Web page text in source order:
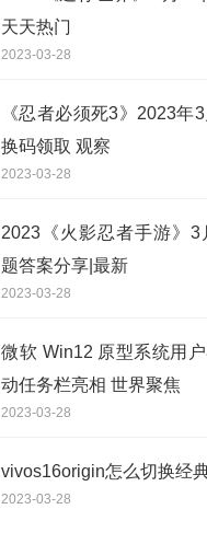
天天热门
2023-03-28
《忍者必须死3》2023年
换码领取 观察
2023-03-28
2023《火影忍者手游》3
题答案分享|最新
2023-03-28
微软 Win12 原型系统用
动任务栏亮相 世界聚焦
2023-03-28
vivos16origin怎么切换经
2023-03-28